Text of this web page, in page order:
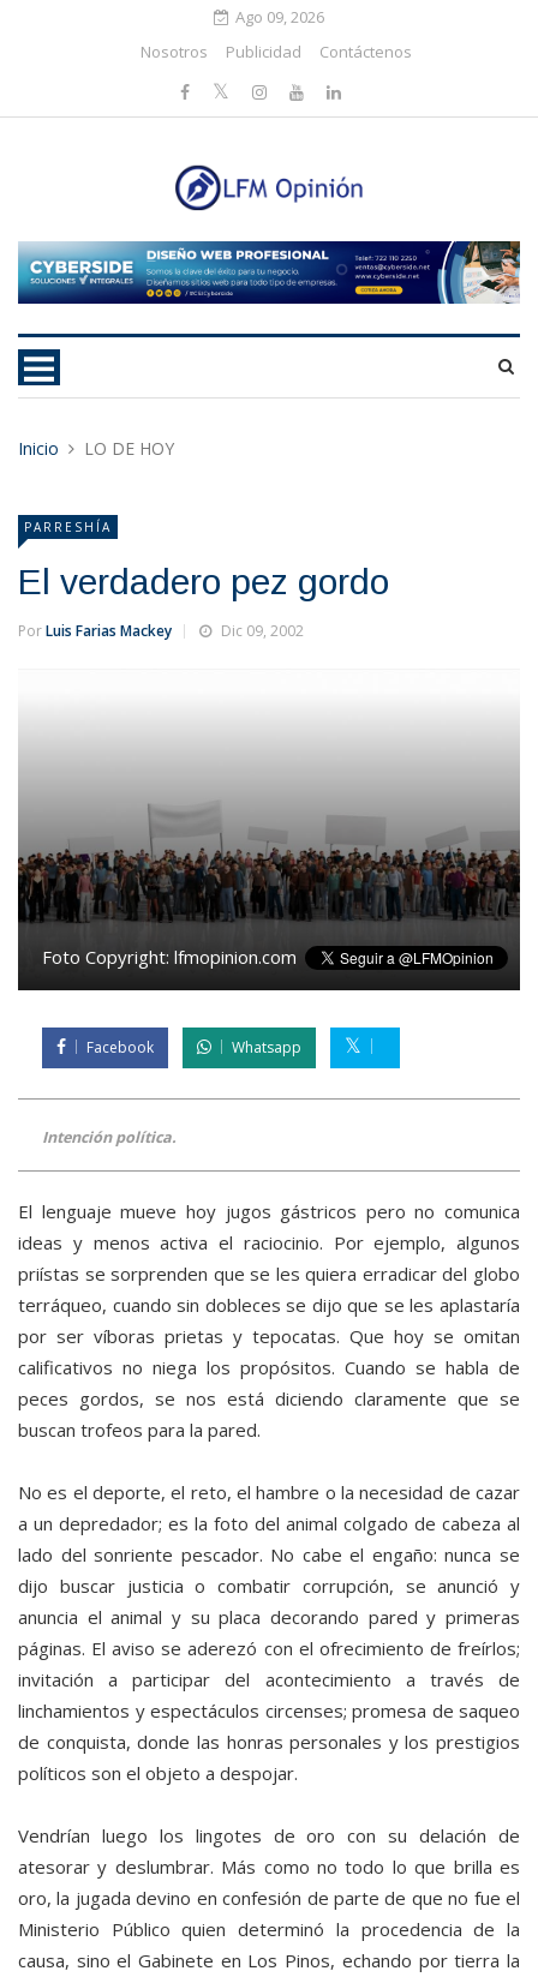
Ago 09, 2026
Nosotros
Publicidad Contáctenos
Inicio LO DE HOY
PARRESHÍA
El verdadero pez gordo
PorLuis Farias Mackey Dic 09, 2002
Foto Copyright: lfmopinion.com
Facebook Whatsapp
Intención política.
El lenguaje mueve hoy jugos gástricos pero no comunica
ideas y menos activa el raciocinio. Por ejemplo, algunos
priístas se sorprenden que se les quiera erradicar del globo
terráqueo, cuando sin dobleces se dijo que se les aplastaría
por ser víboras prietas y tepocatas. Que hoy se omitan
calificativos no niega los propósitos. Cuando se habla de
peces gordos, se nos está diciendo claramente que se
buscan trofeos para la pared.
No es el deporte, el reto, el hambre o la necesidad de cazar
a un depredador; es la foto del animal colgado de cabeza al
lado del sonriente pescador. No cabe el engaño: nunca se
dijo buscar justicia o combatir corrupción, se anunció y
anuncia el animal y su placa decorando pared y primeras
páginas. El aviso se aderezó con el ofrecimiento de freírlos;
invitación a participar del acontecimiento a través de
linchamientos y espectáculos circenses; promesa de saqueo
de conquista, donde las honras personales y los prestigios
políticos son el objeto a despojar.
Vendrían luego los lingotes de oro con su delación de
atesorar y deslumbrar. Más como no todo lo que brilla es
oro, la jugada devino en confesión de parte de que no fue el
Ministerio Público quien determinó la procedencia de la
causa, sino el Gabinete en Los Pinos, echando por tierra la